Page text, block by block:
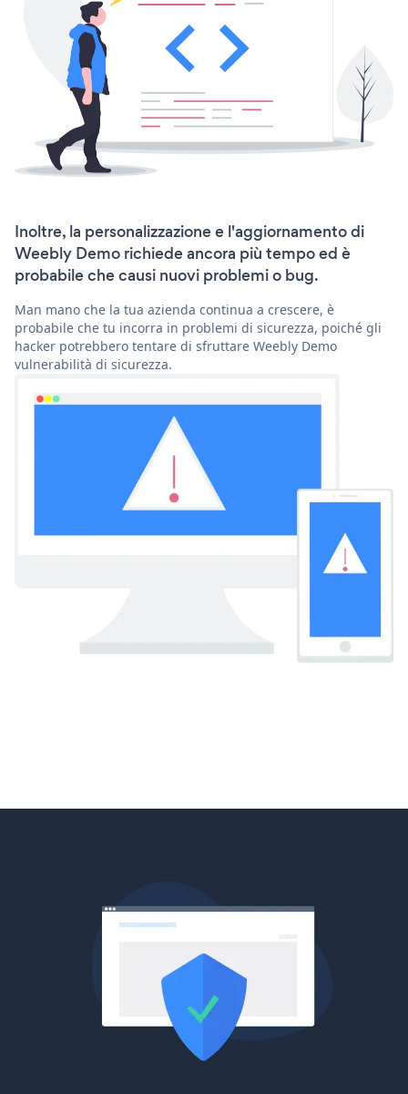
Inoltre, la personalizzazione e l'aggiornamento di
Weebly Demo richiede ancora più tempo ed è
probabile che causi nuovi problemi o bug.
Man mano che la tua azienda continua a crescere, è
probabile che tu incorra in problemi di sicurezza, poiché gli
hacker potrebbero tentare di sfruttare Weebly Demo
vulnerabilità di sicurezza.